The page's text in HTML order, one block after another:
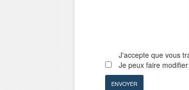
J'accepte que vous
Je peux faire